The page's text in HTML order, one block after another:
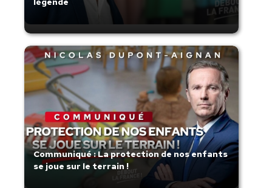
Communiqué : La protection de nos enfants
se joue sur le terrain !